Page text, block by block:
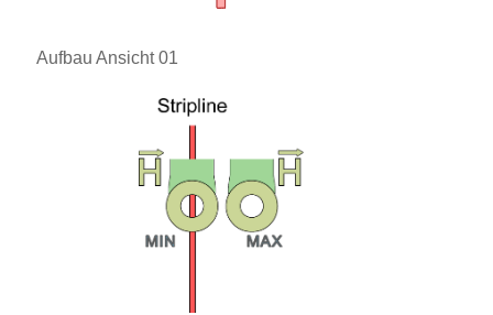
Aufbau Ansicht 01